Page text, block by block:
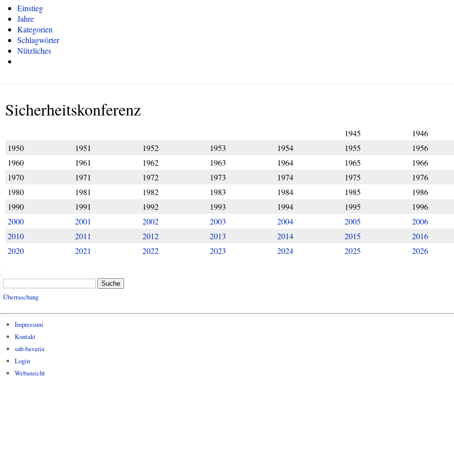
Einstieg
Jahre
Kategorien
Schlagwörter
Nützliches
Sicherheitskonferenz
1945 1946
1950
1951 1952 1953 1954 1955 1956
1960
1961 1962 1963 1964 1965 1966
1970
1971 1972 1973 1974 1975 1976
1980
1981 1982 1983 1984 1985 1986
1990
1991 1992 1993 1994 1995 1996
2000
2001 2002 2003 2004 2005 2006
2010
2011 2012 2013 2014 2015 2016
2020
2021 2022 2023 2024 2025 2026
Suche
Überraschung
Impressum
Kontakt
sub-bavaria
Login
Webansicht